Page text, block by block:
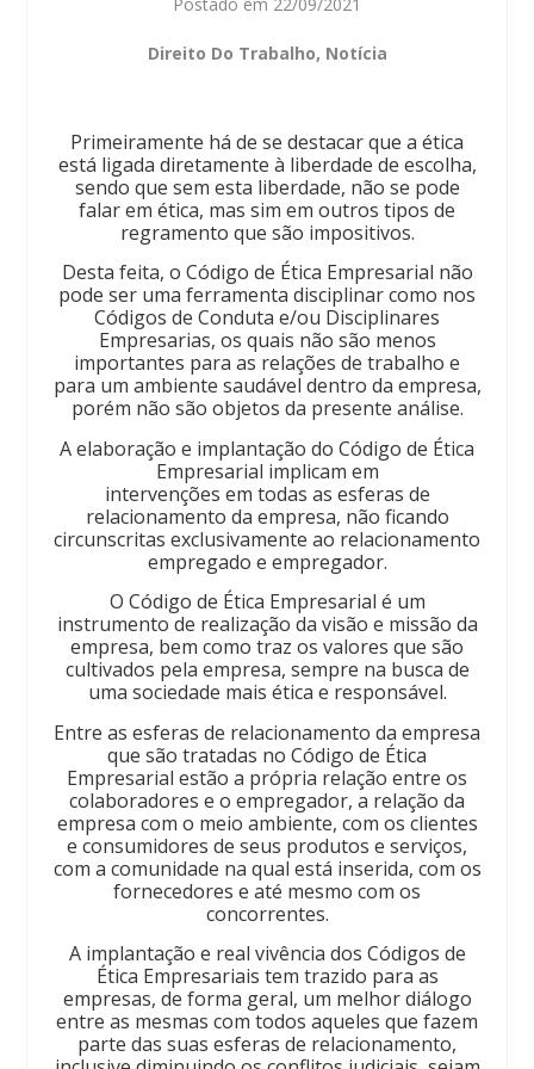
Direito Do Trabalho, Notícia
Primeiramente há de se destacar que a ética
está ligada diretamente à liberdade de escolha,
sendo que sem esta liberdade, não se pode
falar em ética, mas sim em outros tipos de
regramento que são impositivos.
Desta feita, o Código de Ética Empresarial não
pode ser uma ferramenta disciplinar como nos
Códigos de Conduta e/ou Disciplinares
Empresarias, os quais não são menos
importantes para as relações de trabalho e
para um ambiente saudável dentro da empresa,
porém não são objetos da presente análise.
A elaboração e implantação do Código de Ética
Empresarial implicam em
intervenções em todas as esferas de
relacionamento da empresa, não ficando
circunscritas exclusivamente ao relacionamento
empregado e empregador.
O Código de Ética Empresarial é um
instrumento de realização da visão e missão da
empresa, bem como traz os valores que são
cultivados pela empresa, sempre na busca de
uma sociedade mais ética e responsável.
Entre as esferas de relacionamento da empresa
que são tratadas no Código de Ética
Empresarial estão a própria relação entre os
colaboradores e o empregador, a relação da
empresa com o meio ambiente, com os clientes
e consumidores de seus produtos e serviços,
com a comunidade na qual está inserida, com os
fornecedores e até mesmo com os
concorrentes.
A implantação e real vivência dos Códigos de
Ética Empresariais tem trazido para as
empresas, de forma geral, um melhor diálogo
entre as mesmas com todos aqueles que fazem
parte das suas esferas de relacionamento,